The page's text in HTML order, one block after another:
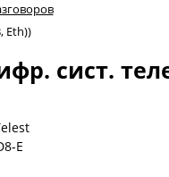
Eth))
сист.
E